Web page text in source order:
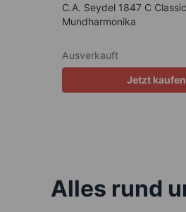
C.A. Seydel 1847 C Classic
Mundharmonika
Ausverkauft
Jetzt kaufen
Alles rund